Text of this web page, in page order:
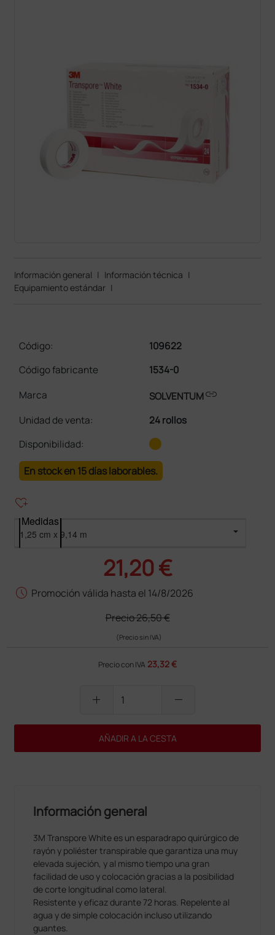
Información general | Información técnica |
Equipamiento estándar |
Código:
109622
Código fabricante
1534-0
Marca
SOLVENTUMlink
Unidad de venta:
24 rollos
Disponibilidad:
En stock en 15 días laborables.
heart_plus
Medidas
21,20 €
schedule Promoción válida hasta el 14/8/2026
Precio26,50 €
(Precio sin IVA)
Precio con IVA 23,32 €
add remove
AÑADIR A LA CESTA
Información general
3M Transpore White es un esparadrapo quirúrgico de
rayón y poliéster transpirable que garantiza una muy
elevada sujeción, y al mismo tiempo una gran
facilidad de uso y colocación gracias a la posibilidad
de corte longitudinal como lateral.
Resistente y eficaz durante 72 horas. Repelente al
agua y de simple colocación incluso utilizando
guantes.